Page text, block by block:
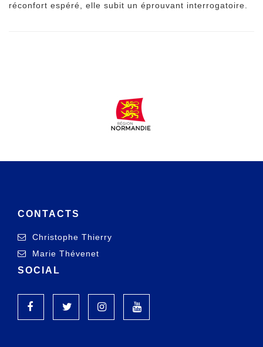
réconfort espéré, elle subit un éprouvant interrogatoire.
CONTACTS
Christophe Thierry
Marie Thévenet
SOCIAL